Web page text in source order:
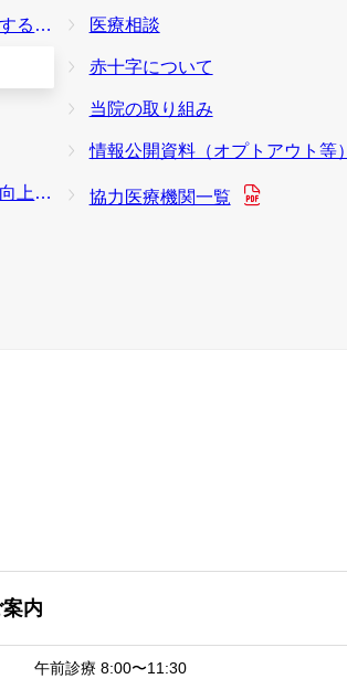
方針 医療相談
赤十字について
当院の取り組み
情報公開資料（オプトアウト等）
組み 協力医療機関一覧
内
午前診療8:00〜11:30